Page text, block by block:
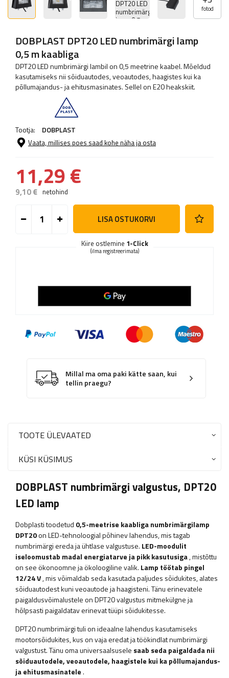
fotod
DOBPLAST DPT20 LED numbrimärgi lamp
0,5 m kaabliga
DPT20 LED numbrimärgi lambil on 0,5 meetrine kaabel. Mõeldud
kasutamiseks nii sõiduautodes, veoautodes, haagistes kui ka
põllumajandus- ja ehitusmasinates. Sellel on E20 heakskiit.
Tootja: DOBPLAST
Vaata, millises poes saad kohe näha ja osta
11,29 €
9,10 € netohind
LISA OSTUKORVI
Kiire ostlemine 1-Click
(ilma registreerimata)
Millal ma oma paki kätte saan, kui
tellin praegu?
TOOTE ÜLEVAATED
KÜSI KÜSIMUS
DOBPLAST numbrimärgi valgustus, DPT20
LED lamp
Dobplasti toodetud 0,5-meetrise kaabliga numbrimärgilamp
DPT20on LED-tehnoloogial põhinev lahendus, mis tagab
numbrimärgi ereda ja ühtlase valgustuse. LED-moodulit
iseloomustab madal energiatarve ja pikk kasutusiga, mistõttu
on see ökonoomne ja ökoloogiline valik. Lamp töötab pingel
12/24 V, mis võimaldab seda kasutada paljudes sõidukites, alates
sõiduautodest kuni veoautode ja haagisteni. Tänu erinevatele
paigaldusvõimalustele on DPT20 valgustus mitmekülgne ja
hõlpsasti paigaldatav erinevat tüüpi sõidukitesse.
DPT20 numbrimärgi tuli on ideaalne lahendus kasutamiseks
mootorsõidukites, kus on vaja eredat ja töökindlat numbrimärgi
valgustust. Tänu oma universaalsusele saab seda paigaldada nii
sõiduautodele, veoautodele, haagistele kui ka põllumajandus-
ja ehitusmasinatele.